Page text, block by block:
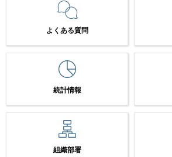
よくある質問
統計情報
組織部署